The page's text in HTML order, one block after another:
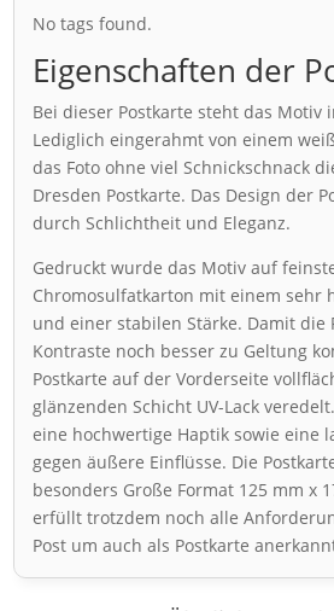
No tags found.
Eigenschaften der
Bei dieser Postkarte steht das Motiv
Lediglich eingerahmt von einem
das Foto ohne viel Schnickschnack
Dresden Postkarte. Das Design der
durch Schlichtheit und Eleganz.
Gedruckt wurde das Motiv auf
Chromosulfatkarton mit einem sehr
und einer stabilen Stärke. Damit die
Kontraste noch besser zu Geltung
Postkarte auf der Vorderseite
glänzenden Schicht UV-Lack
eine hochwertige Haptik sowie eine
gegen äußere Einflüsse. Die
besonders Große Format 125 mm x
erfüllt trotzdem noch alle
Post um auch als Postkarte